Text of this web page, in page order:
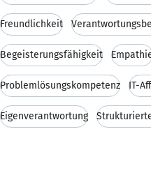
Freundlichkeit
Begeisterungsfähigkeit
Problemlösungskompetenz IT-
Eigenverantwortung